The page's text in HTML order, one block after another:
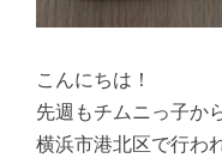
こんにちは！
先週もチムニっ子か
横浜市港北区で行わ